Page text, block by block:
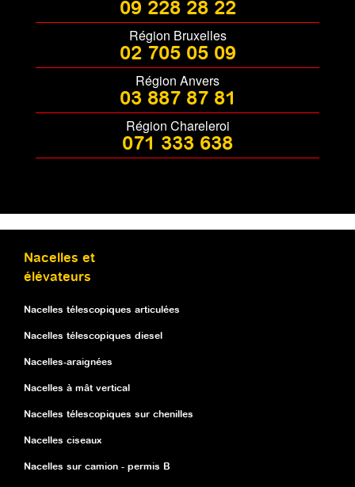
09 228 28 22
Région Bruxelles
02 705 05 09
Région Anvers
03 887 87 81
Région Chareleroi
071 333 638
Nacelles et
élévateurs
Nacelles télescopiques articulées
Nacelles télescopiques diesel
Nacelles-araignées
Nacelles à mât vertical
Nacelles télescopiques sur chenilles
Nacelles ciseaux
Nacelles sur camion - permis B